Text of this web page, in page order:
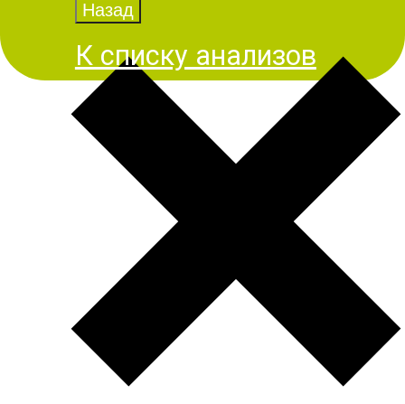
К списку анализов